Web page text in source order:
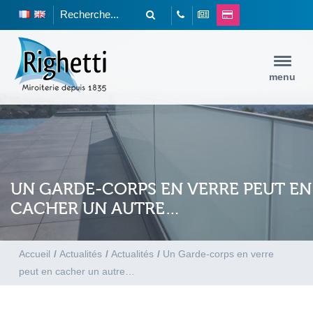
menu
UN GARDE-CORPS EN VERRE PEUT EN
CACHER UN AUTRE…
Accueil / Actualités / Actualités / Un Garde-corps en verre
peut en cacher un autre…